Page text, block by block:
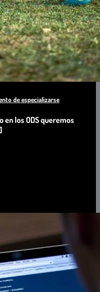
de especializarse
en los ODS queremos